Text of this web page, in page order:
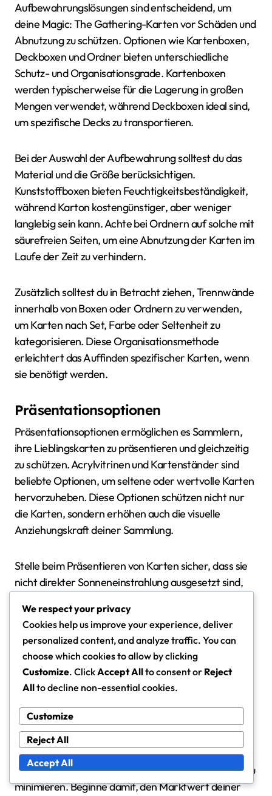
Aufbewahrungslösungen sind entscheidend, um
deine Magic: The Gathering-Karten vor Schäden und
Abnutzung zu schützen. Optionen wie Kartenboxen,
Deckboxen und Ordner bieten unterschiedliche
Schutz- und Organisationsgrade. Kartenboxen
werden typischerweise für die Lagerung in großen
Mengen verwendet, während Deckboxen ideal sind,
um spezifische Decks zu transportieren.
Bei der Auswahl der Aufbewahrung solltest du das
Material und die Größe berücksichtigen.
Kunststoffboxen bieten Feuchtigkeitsbeständigkeit,
während Karton kostengünstiger, aber weniger
langlebig sein kann. Achte bei Ordnern auf solche mit
säurefreien Seiten, um eine Abnutzung der Karten im
Laufe der Zeit zu verhindern.
Zusätzlich solltest du in Betracht ziehen, Trennwände
innerhalb von Boxen oder Ordnern zu verwenden,
um Karten nach Set, Farbe oder Seltenheit zu
kategorisieren. Diese Organisationsmethode
erleichtert das Auffinden spezifischer Karten, wenn
sie benötigt werden.
Präsentationsoptionen
Präsentationsoptionen ermöglichen es Sammlern,
ihre Lieblingskarten zu präsentieren und gleichzeitig
zu schützen. Acrylvitrinen und Kartenständer sind
beliebte Optionen, um seltene oder wertvolle Karten
hervorzuheben. Diese Optionen schützen nicht nur
die Karten, sondern erhöhen auch die visuelle
Anziehungskraft deiner Sammlung.
Stelle beim Präsentieren von Karten sicher, dass sie
nicht direkter Sonneneinstrahlung ausgesetzt sind,
die präsentierten Karten regelmäßig zu rotieren, um
die Präsentation frisch und ansprechend zu halten.
Für größere Sammlungen können wandmontierte
Displays eine effektive Möglichkeit sein, den Platz zu
nutzen und mehrere Karten gleichzeitig zu
Tauschstrategien
Effektive Tauschstrategien können dir helfen, deine
Sammlung zu erweitern und gleichzeitig die Kosten zu
minimieren. Beginne damit, den Marktwert deiner
We respect your privacy
Cookies help us improve your experience, deliver
personalized content, and analyze traffic. You can
choose which cookies to allow by clicking
Customize. ClickAccept Allto consent or Reject
Allto decline non-essential cookies.
Customize
Reject All
Accept All